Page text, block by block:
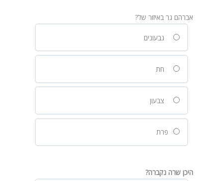
אברהם גר באיזור של?
גבעונים
חת
צבעון
פרת
היכן שרה נקברה?